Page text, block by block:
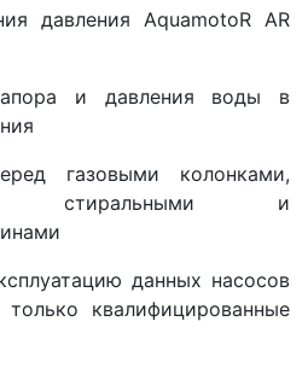
давления AquamotoR AR
и давления воды в
газовыми колонками,
стиральными и
данных насосов
квалифицированные